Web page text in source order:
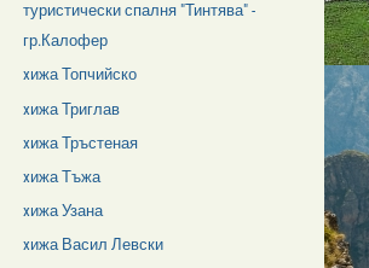
туристически спалня "Тинтява" -
гр.Калофер
xижа Топчийско
xижа Триглав
xижа Тръстеная
xижа Тъжа
xижа Узана
xижа Васил Левски